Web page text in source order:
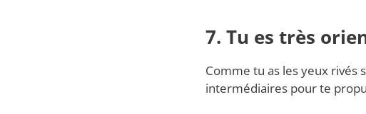
7. Tu es très
Comme tu as les yeux rivés
intermédiaires pour te